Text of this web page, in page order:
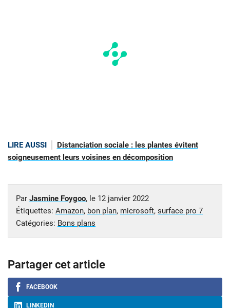
LIRE AUSSI
Distanciation sociale : les plantes évitent
soigneusement leurs voisines en décomposition
Par Jasmine Foygoo, le 12 janvier 2022
Étiquettes: Amazon, bon plan, microsoft, surface pro 7
Catégories: Bons plans
Partager cet article
FACEBOOK
LINKEDIN